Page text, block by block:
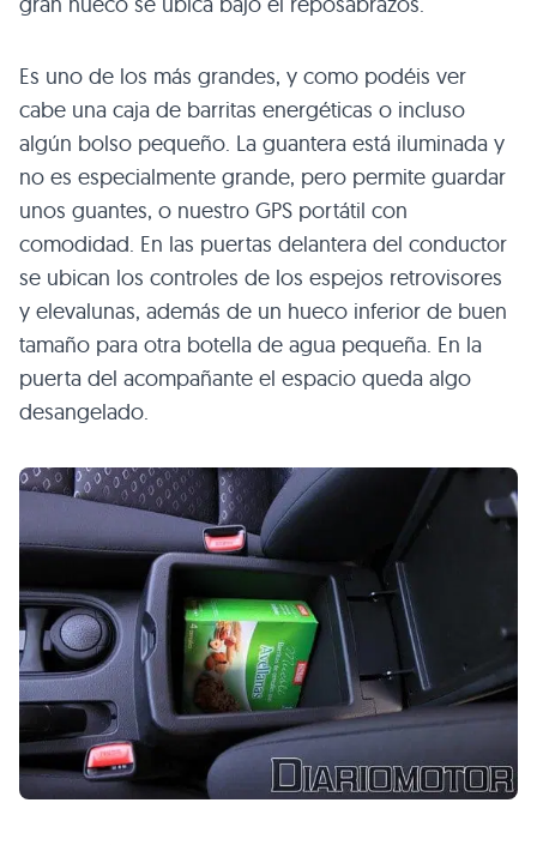
Es uno de los más grandes, y como podéis ver
cabe una caja de barritas energéticas o incluso
algún bolso pequeño. La guantera está iluminada y
no es especialmente grande, pero permite guardar
unos guantes, o nuestro GPS portátil con
comodidad. En las puertas delantera del conductor
se ubican los controles de los espejos retrovisores
y elevalunas, además de un hueco inferior de buen
tamaño para otra botella de agua pequeña. En la
puerta del acompañante el espacio queda algo
desangelado.